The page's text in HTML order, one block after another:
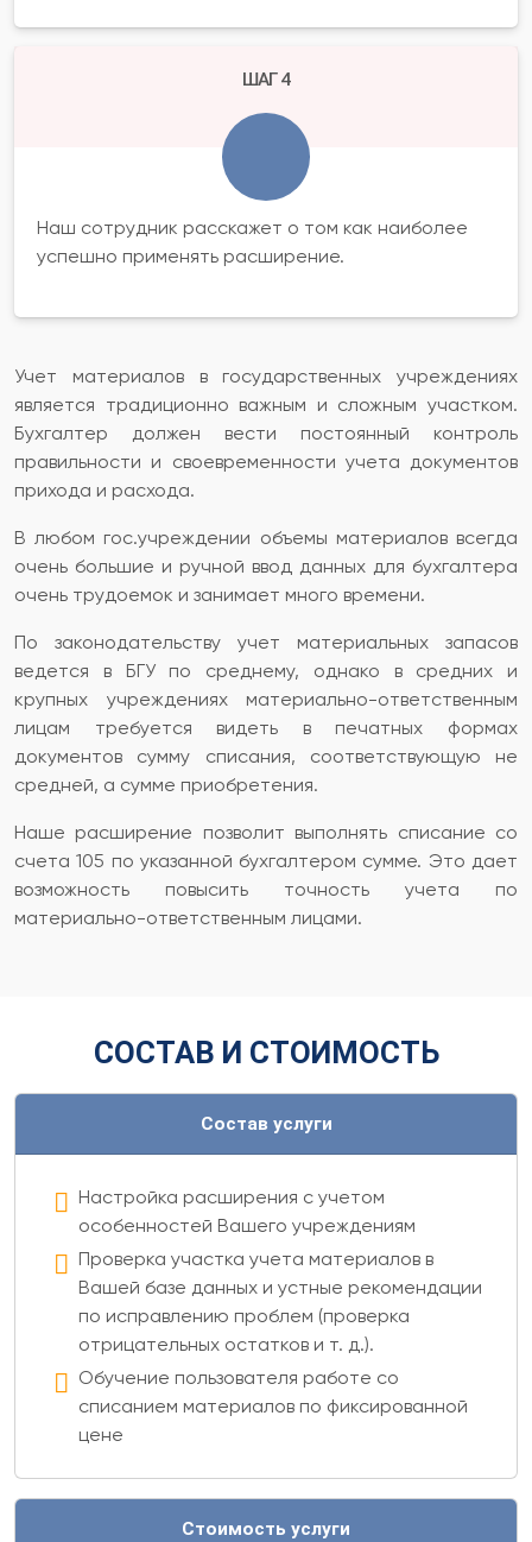
ШАГ 4
Наш сотрудник расскажет о том как наиболее
успешно применять расширение.
Учет материалов в государственных учреждениях
является традиционно важным и сложным участком.
Бухгалтер должен вести постоянный контроль
правильности и своевременности учета документов
прихода и расхода.
В любом гос.учреждении объемы материалов всегда
очень большие и ручной ввод данных для бухгалтера
очень трудоемок и занимает много времени.
По законодательству учет материальных запасов
ведется в БГУ по среднему, однако в средних и
крупных учреждениях материально-ответственным
лицам требуется видеть в печатных формах
документов сумму списания, соответствующую не
средней, а сумме приобретения.
Наше расширение позволит выполнять списание со
счета 105 по указанной бухгалтером сумме. Это дает
возможность повысить точность учета по
материально-ответственным лицами.
СОСТАВ И СТОИМОСТЬ
Состав услуги
Настройка расширения с учетом
особенностей Вашего учреждениям
Проверка участка учета материалов в
Вашей базе данных и устные рекомендации
по исправлению проблем (проверка
отрицательных остатков и т. д.).
Обучение пользователя работе со
списанием материалов по фиксированной
цене
Стоимость услуги